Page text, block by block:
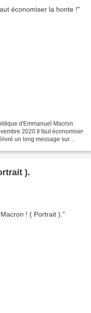
d'Emmanuel Macron.
2020 Il faut économiser
un long message sur
).